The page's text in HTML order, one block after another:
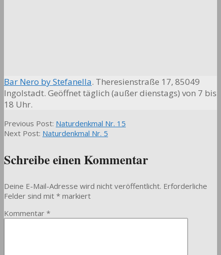
Bar Nero by Stefanella. Theresienstraße 17, 85049
Ingolstadt. Geöffnet täglich (außer dienstags) von 7 bis
18 Uhr.
2021-
11-
Previous Post: Naturdenkmal Nr. 15
Next Post: Naturdenkmal Nr. 5
Schreibe einen Kommentar
Deine E-Mail-Adresse wird nicht veröffentlicht. Erforderliche
Felder sind mit * markiert
Kommentar *